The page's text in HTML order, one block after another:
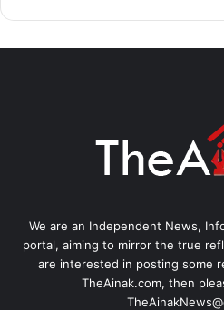
We are an Independent News,
portal, aiming to mirror the true
are interested in posting some
TheAinak.com, then